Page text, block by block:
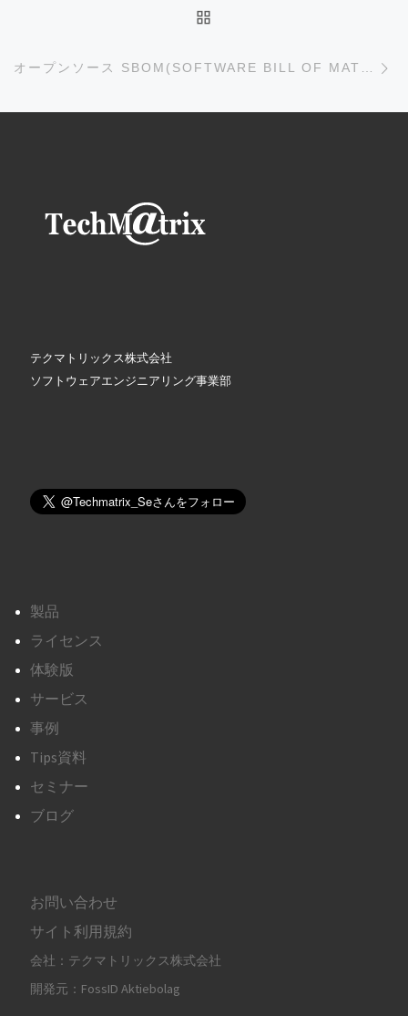
テクマトリックス株式会社
ソフトウェアエンジニアリング事業部
製品
ライセンス
体験版
サービス
事例
Tips資料
セミナー
ブログ
お問い合わせ
サイト利用規約
会社：テクマトリックス株式会社
開発元：FossID Aktiebolag